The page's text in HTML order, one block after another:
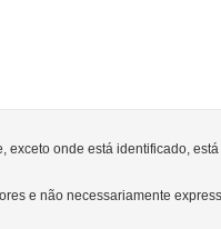
exceto onde está identificado,
e não necessariamente